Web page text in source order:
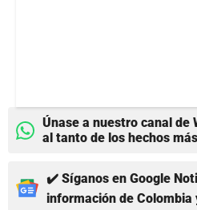
Únase a nuestro canal de
al tanto de los hechos
✔️ Síganos en Google
información de Colombia